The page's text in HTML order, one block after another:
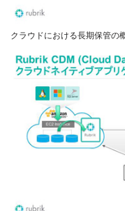
クラウドにおける長期保管の